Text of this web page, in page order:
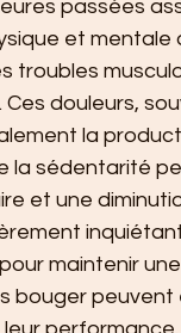
passées
et mentale
troubles
Ces douleurs,
la
la sédentarité
et une
maintenir
bouger